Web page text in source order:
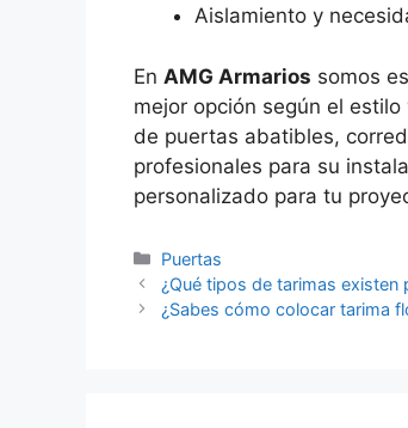
Aislamiento y
En AMG Armarios somos
mejor opción según el
de puertas abatibles,
profesionales para su
personalizado para tu
Puertas
¿Qué tipos de tarimas existen
¿Sabes cómo colocar tarima